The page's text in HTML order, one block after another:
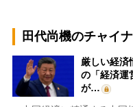
田代尚機のチャイ
厳しい経済
の「経済
が…